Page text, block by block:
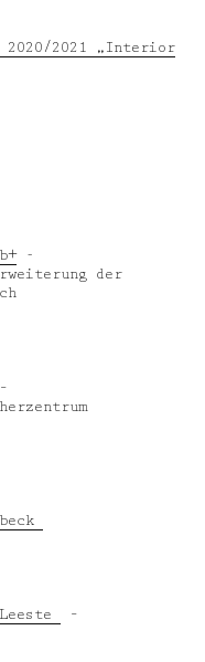
2021 „Interior
-
der
–